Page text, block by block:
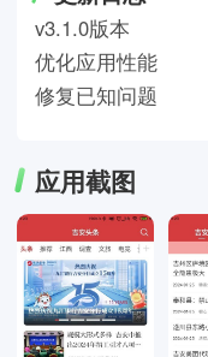
v3.1.0版本
优化应用性能
修复已知问题
应用截图